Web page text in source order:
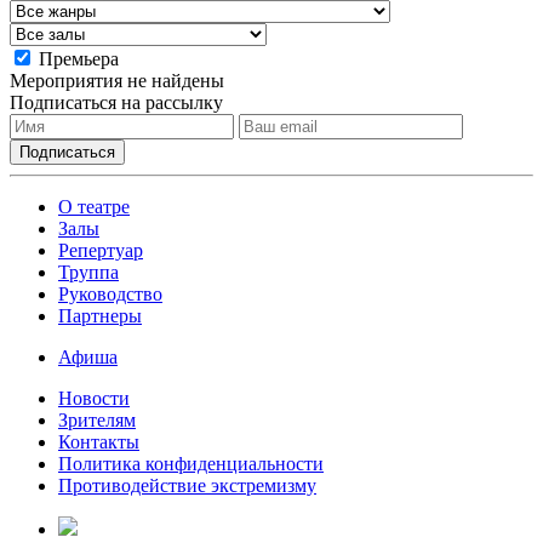
Премьера
Мероприятия не найдены
Подписаться на рассылку
О театре
Залы
Репертуар
Труппа
Руководство
Партнеры
Афиша
Новости
Зрителям
Контакты
Политика конфиденциальности
Противодействие экстремизму